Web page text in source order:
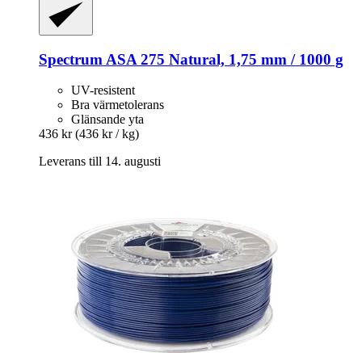
Spectrum ASA 275 Natural, 1,75 mm / 1000 g
UV-resistent
Bra värmetolerans
Glänsande yta
436 kr (436 kr / kg)
Leverans till 14. augusti